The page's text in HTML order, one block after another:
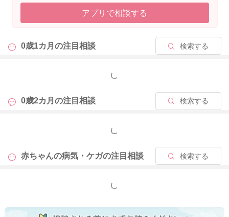
アプリで相談する
0歳1カ月の注目相談 検索する
もっと見る
0歳2カ月の注目相談 検索する
もっと見る
赤ちゃんの病気・ケガの注目相談 検索する
もっと見る